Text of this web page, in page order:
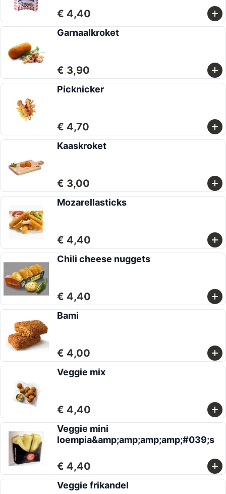
€ 4,40
Garnaalkroket
€ 3,90
Picknicker
€ 4,70
Kaaskroket
€ 3,00
Mozarellasticks
€ 4,40
Chili cheese nuggets
€ 4,40
Bami
€ 4,00
Veggie mix
€ 4,40
Veggie mini
loempia&amp;amp;amp;amp;#039;s
€ 4,40
Veggie frikandel